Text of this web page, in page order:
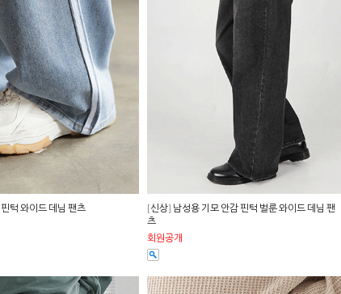
턱 와이드 데님 팬츠
[신상] 남성용 기모 안감 핀턱 벌룬 와이드 데님 팬
츠
회원공개